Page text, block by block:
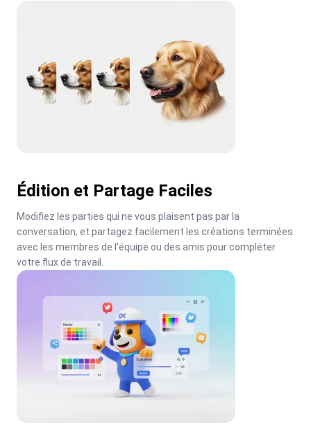
Édition et Partage Faciles
Modifiez les parties qui ne vous plaisent pas par la
conversation, et partagez facilement les créations terminées
avec les membres de l'équipe ou des amis pour compléter
votre flux de travail.